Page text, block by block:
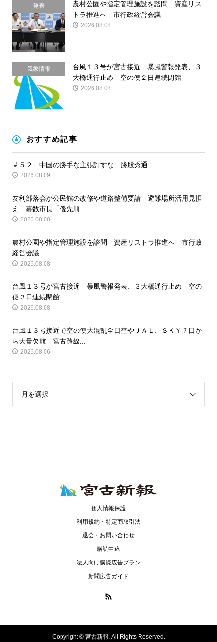
発表
農村公園や指定管理施設を諮問 資産リス
トラ推進へ 市行政経営会議
2026.08.08
気象情報
台風１３号が宮古接近 暴風警報発表、３
大橋通行止め 空の便２日連続閉館
2026.08.08
おすすめ記事
＃５２ 中国の勝手な主張許すな 勝股秀通
2026.08.09
友利部落会が公民館の改修や道路整備要請 避難場所活用見据
え 嘉数市長「優先順...
2026.08.08
農村公園や指定管理施設を諮問 資産リストラ推進へ 市行政
経営会議
2026.08.08
台風１３号が宮古接近 暴風警報発表、３大橋通行止め 空の
便２日連続閉館
2026.08.08
台風１３号接近で空の便大混乱全日空やＪＡＬ、ＳＫＹ７日か
ら大量欠航 宮古路線...
2026.08.06
月を選択
個人情報保護
利用規約・特定商取引法
退会・お問い合わせ
購読申込
法人向け購読広告プラン
新聞広告ガイド
Copyright ©宮古新報. All Rights Reserved.